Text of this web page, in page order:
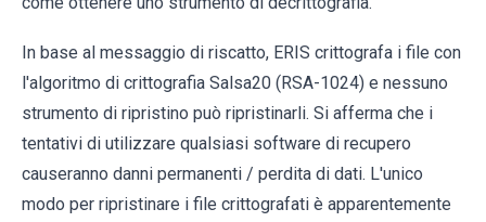
In base al messaggio di riscatto, ERIS crittografa i file con
l'algoritmo di crittografia Salsa20 (RSA-1024) e nessuno
strumento di ripristino può ripristinarli. Si afferma che i
tentativi di utilizzare qualsiasi software di recupero
causeranno danni permanenti / perdita di dati. L'unico
modo per ripristinare i file crittografati è apparentemente